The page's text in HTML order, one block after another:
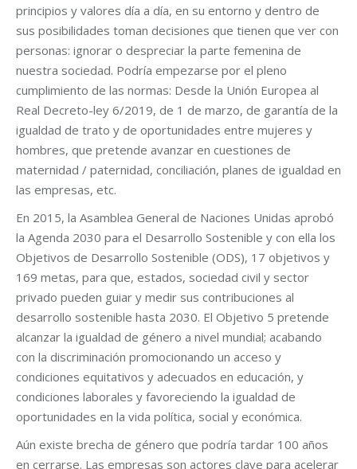
principios y valores día a día, en su entorno y dentro de
sus posibilidades toman decisiones que tienen que ver con
personas: ignorar o despreciar la parte femenina de
nuestra sociedad. Podría empezarse por el pleno
cumplimiento de las normas: Desde la Unión Europea al
Real Decreto-ley 6/2019, de 1 de marzo, de garantía de la
igualdad de trato y de oportunidades entre mujeres y
hombres, que pretende avanzar en cuestiones de
maternidad / paternidad, conciliación, planes de igualdad en
las empresas, etc.
En 2015, la Asamblea General de Naciones Unidas aprobó
la Agenda 2030 para el Desarrollo Sostenible y con ella los
Objetivos de Desarrollo Sostenible (ODS), 17 objetivos y
169 metas, para que, estados, sociedad civil y sector
privado pueden guiar y medir sus contribuciones al
desarrollo sostenible hasta 2030. El Objetivo 5 pretende
alcanzar la igualdad de género a nivel mundial; acabando
con la discriminación promocionando un acceso y
condiciones equitativos y adecuados en educación, y
condiciones laborales y favoreciendo la igualdad de
oportunidades en la vida política, social y económica.
Aún existe brecha de género que podría tardar 100 años
en cerrarse. Las empresas son actores clave para acelerar